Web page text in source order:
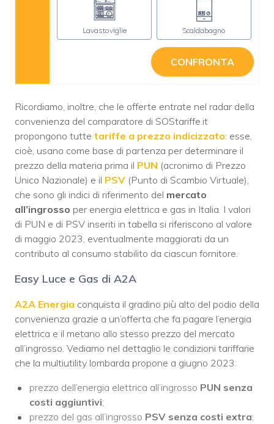
Lavastoviglie Scaldabagno
CONFRONTA
Ricordiamo, inoltre, che le offerte entrate nel radar della
convenienza del comparatore di SOStariffe.it
propongono tutte tariffe a prezzo indicizzato: esse,
cioè, usano come base di partenza per determinare il
prezzo della materia prima il PUN (acronimo di Prezzo
Unico Nazionale) e il PSV (Punto di Scambio Virtuale),
che sono gli indici di riferimento del mercato
all’ingrosso per energia elettrica e gas in Italia. I valori
di PUN e di PSV inseriti in tabella si riferiscono al valore
di maggio 2023, eventualmente maggiorati da un
contributo al consumo stabilito da ciascun fornitore.
Easy Luce e Gas di A2A
A2A Energia conquista il gradino più alto del podio della
convenienza grazie a un’offerta che fa pagare l’energia
elettrica e il metano allo stesso prezzo del mercato
all’ingrosso. Vediamo nel dettaglio le condizioni tariffarie
che la multiutility lombarda propone a giugno 2023:
prezzo dell’energia elettrica all’ingrosso PUN senza
costi aggiuntivi;
prezzo del gas all’ingrosso PSV senza costi extra;